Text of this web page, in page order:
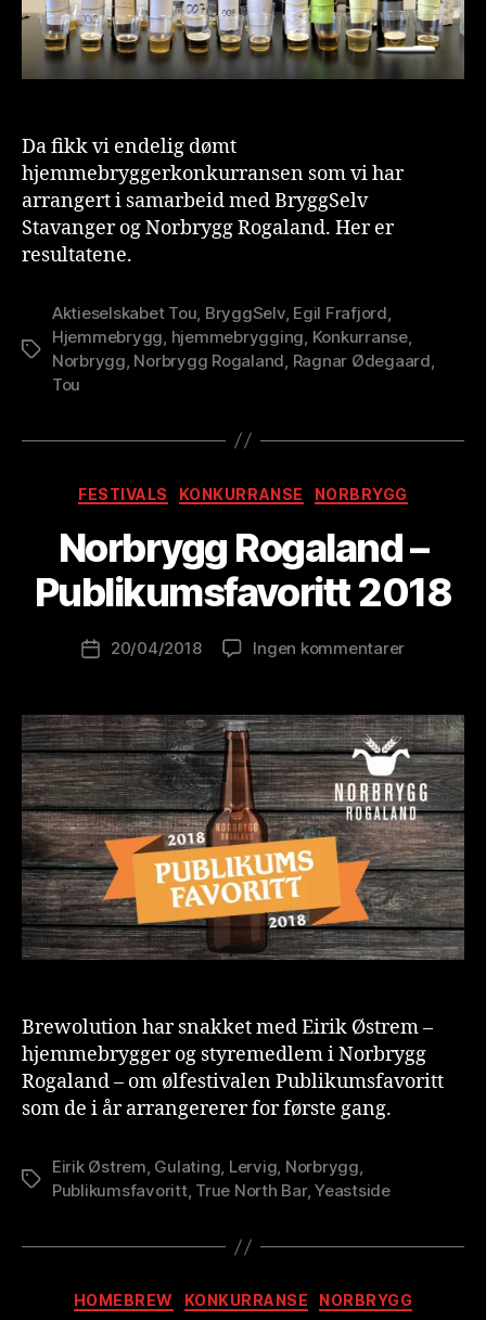
is
t
Da fikk vi endelig dømt
hjemmebryggerkonkurransen som vi har
arrangert i samarbeid med BryggSelv
Stavanger og Norbrygg Rogaland. Her er
resultatene.
Stikkord
Aktieselskabet Tou BryggSelv, Egil Frafjord
Hjemmebrygg hjemmebrygging Konkurranse,
Norbrygg Norbrygg Rogaland Ragnar Ødegaard
Tou
Kategorier
FESTIVALS KONKURRANSE NORBRYGG
Norbrygg Rogaland –
Publikumsfavoritt 2018
Innleggsforfatter
v
r
w
l
o
n
is
t
Publiseringsdato
20/04/2018 Ingen kommentarertil
–
2018
Brewolution har snakket med Eirik Østrem –
hjemmebrygger og styremedlem i Norbrygg
Rogaland – om ølfestivalen Publikumsfavoritt
som de i år arrangererer for første gang.
Stikkord
Eirik Østrem, Gulating, Lervig, Norbrygg,
Publikumsfavoritt, True North Bar,Yeastside
Kategorier
HOMEBREW KONKURRANSE NORBRYGG